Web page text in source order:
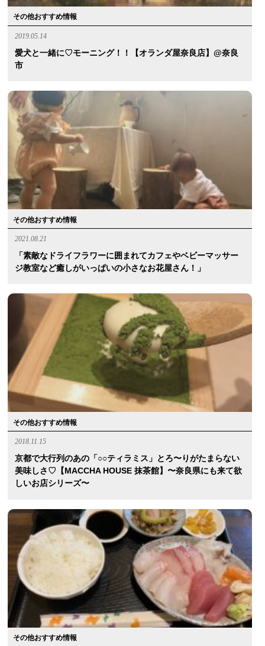
その他おすすめ情報
2019.05.14
愛犬と一緒に♡モーニング！！【オランダ屋奈良店】@奈良
市
その他おすすめ情報
2021.08.21
「素敵なドライフラワーに囲まれてカフェやベビーマッサー
ジ教室など癒しがいっぱいの小さなお花屋さん！」
その他おすすめ情報
2018.11.15
京都で大行列のあの「○○ティラミス」とろ〜りがたまらない
美味しさ♡【MACCHA HOUSE 抹茶館】〜奈良県にも来て欲
しいお店シリーズ〜
その他おすすめ情報